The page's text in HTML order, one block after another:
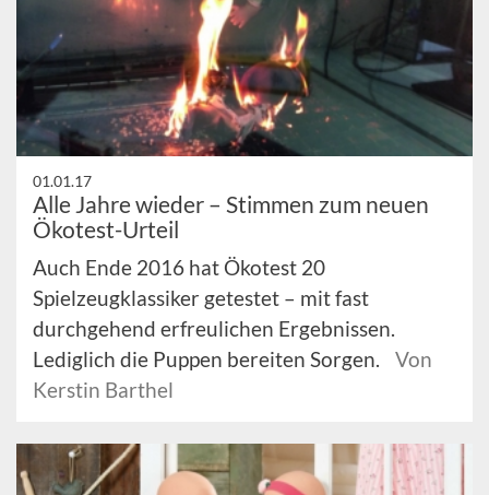
01.01.17
Alle Jahre wieder – Stimmen zum neuen
Ökotest-Urteil
Auch Ende 2016 hat Ökotest 20
Spielzeugklassiker getestet – mit fast
durchgehend erfreulichen Ergebnissen.
Lediglich die Puppen bereiten Sorgen.
Von
Kerstin Barthel